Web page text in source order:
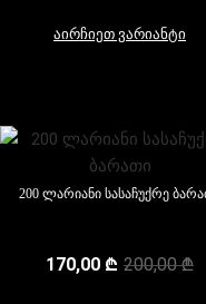
აირჩიეთ ვარიანტი
200 ლარიანი სასაჩუქრე
200,00₾
170,00 ₾